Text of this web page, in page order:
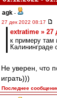
agk -
27 дек 2022 08:17
extratime » 27
к примеру там
Калининграде
Не уверен, что
играть)))
Последнее